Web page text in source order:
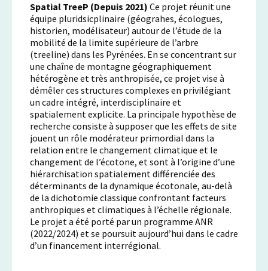
Spatial TreeP (Depuis 2021) Ce projet réunit une
équipe pluridsicplinaire (géograhes, écologues,
historien, modélisateur) autour de l’étude de la
mobilité de la limite supérieure de l’arbre
(treeline) dans les Pyrénées. En se concentrant sur
une chaîne de montagne géographiquement
hétérogène et très anthropisée, ce projet vise à
démêler ces structures complexes en privilégiant
un cadre intégré, interdisciplinaire et
spatialement explicite. La principale hypothèse de
recherche consiste à supposer que les effets de site
jouent un rôle modérateur primordial dans la
relation entre le changement climatique et le
changement de l’écotone, et sont à l’origine d’une
hiérarchisation spatialement différenciée des
déterminants de la dynamique écotonale, au-delà
de la dichotomie classique confrontant facteurs
anthropiques et climatiques à l’échelle régionale.
Le projet a été porté par un programme ANR
(2022/2024) et se poursuit aujourd’hui dans le cadre
d’un financement interrégional.